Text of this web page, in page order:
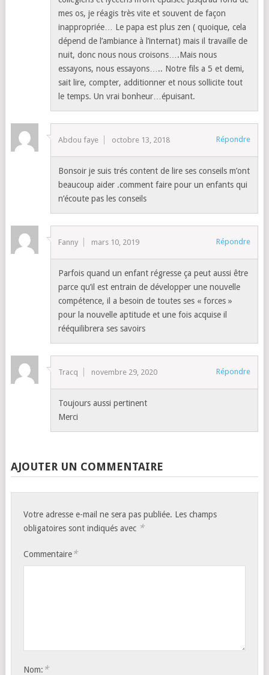
mes os, je réagis très vite et souvent de façon
inappropriée… Le papa est plus zen ( quoique, cela
dépend de l’ambiance à l’internat) mais il travaille de
nuit, donc nous nous croisons….Mais nous
essayons, nous essayons….. Notre fils a 5 et demi,
sait lire, compter, additionner et nous sollicite tout
le temps. Un vrai bonheur…épuisant.
Abdou faye octobre 13, 2018 Répondre
Bonsoir je suis trés content de lire ses conseils m’ont
beaucoup aider .comment faire pour un enfants qui
n’écoute pas les conseils
Fanny mars 10, 2019 Répondre
Parfois quand un enfant régresse ça peut aussi être
parce qu’il est entrain de développer une nouvelle
compétence, il a besoin de toutes ses « forces »
pour la nouvelle aptitude et une fois acquise il
rééquilibrera ses savoirs
Tracq novembre 29, 2020 Répondre
Toujours aussi pertinent
Merci
AJOUTER UN COMMENTAIRE
Votre adresse e-mail ne sera pas publiée. Les champs
obligatoires sont indiqués avec *
Commentaire*
Nom: *